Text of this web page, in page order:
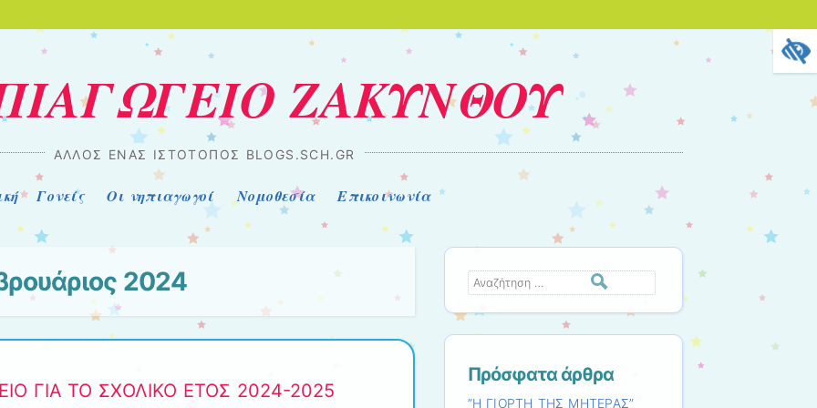
ΖΑΚΥΝΘΟΥ
ΆΛΛΟΣ ΈΝΑΣ ΙΣΤΌΤΟΠΟΣ BLOGS.SCH.GR
Γονείς Οι νηπιαγωγοί Νομοθεσία Επικοινωνία
2024
ΓΙΑ ΤΟ ΣΧΟΛΙΚΟ ΕΤΟΣ 2024-2025
Αναζήτηση
Πρόσφατα άρθρα
”Η ΓΙΟΡΤΗ ΤΗΣ ΜΗΤΕΡΑΣ”